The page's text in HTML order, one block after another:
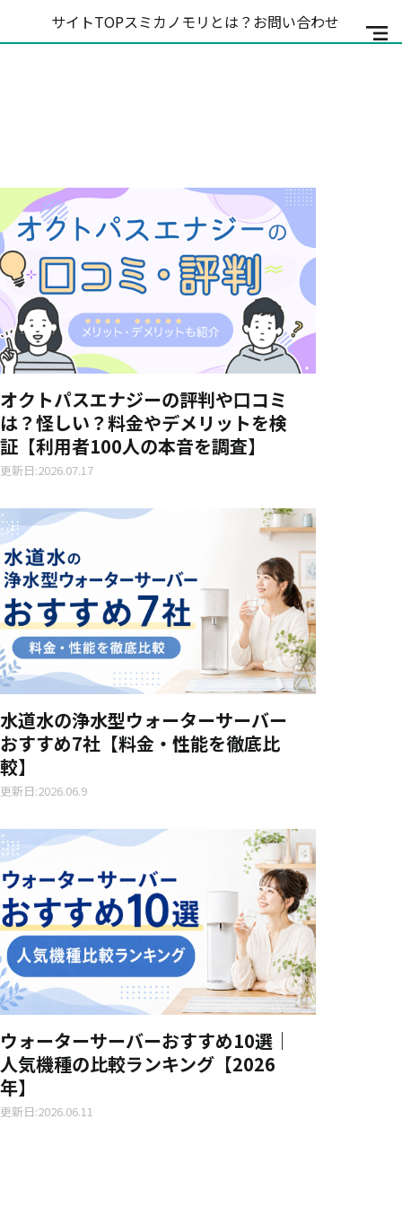
サイトTOPスミカノモリとは？ お問い合わせ
オクトパスエナジーの評判や口コミ
は？怪しい？料金やデメリットを検
証【利用者100人の本音を調査】
更新日:2026.07.17
水道水の浄水型ウォーターサーバー
おすすめ7社【料金・性能を徹底比
較】
更新日:2026.06.9
ウォーターサーバーおすすめ10選｜
人気機種の比較ランキング【2026
年】
更新日:2026.06.11